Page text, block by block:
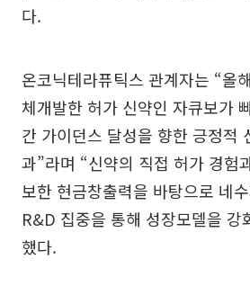
다.
온코닉테라퓨틱스 관계자는 “올
체개발한 허가 신약인 자큐보가
간 가이던스 달성을 향한 긍정적
과”라며 “신약의 직접 허가 경험
보한 현금창출력을 바탕으로 네
R&D 집중을 통해 성장모델을 강
했다.